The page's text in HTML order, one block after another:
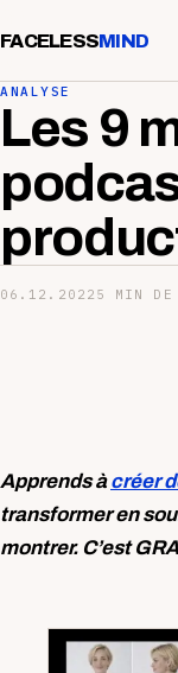
FACELESSMIND
ANALYSE
Les 9
06.12.2022 5 MIN DE
Apprends àcréer
transformer en
montrer. C’est